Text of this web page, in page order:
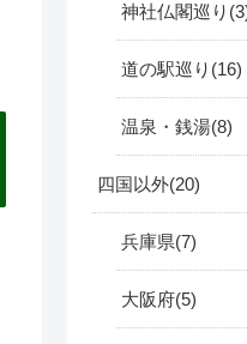
神社仏閣巡り 3
道の駅巡り 16
温泉・銭湯 8
四国以外 20
兵庫県 7
大阪府 5